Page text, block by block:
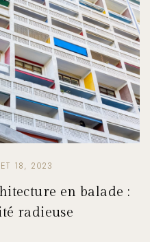
18, 2023
en balade :
radieuse